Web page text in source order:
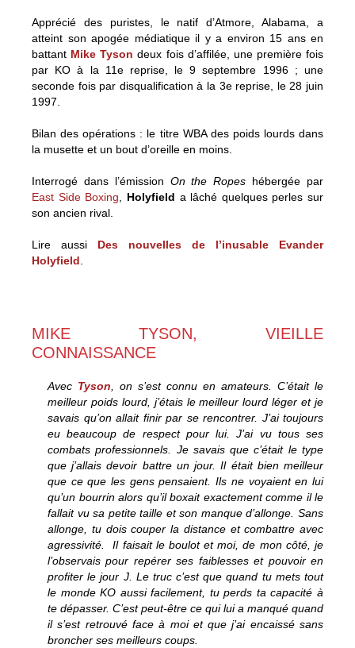
Apprécié des puristes, le natif d’Atmore, Alabama, a
atteint son apogée médiatique il y a environ 15 ans en
battant Mike Tyson deux fois d’affilée, une première fois
par KO à la 11e reprise, le 9 septembre 1996 ; une
seconde fois par disqualification à la 3e reprise, le 28 juin
1997.
Bilan des opérations : le titre WBA des poids lourds dans
la musette et un bout d’oreille en moins.
Interrogé dans l’émission On the Ropes hébergée par
East Side Boxing
Holyfield a lâché quelques perles sur
son ancien rival.
Lire aussi Des nouvelles de l’inusable Evander
Holyfield
MIKE TYSON, VIEILLE
CONNAISSANCE
Avec Tyson , on s’est connu en amateurs. C’était le
meilleur poids lourd, j’étais le meilleur lourd léger et je
savais qu’on allait finir par se rencontrer. J’ai toujours
eu beaucoup de respect pour lui. J’ai vu tous ses
combats professionnels. Je savais que c’était le type
que j’allais devoir battre un jour. Il était bien meilleur
que ce que les gens pensaient. Ils ne voyaient en lui
qu’un bourrin alors qu’il boxait exactement comme il le
fallait vu sa petite taille et son manque d’allonge. Sans
allonge, tu dois couper la distance et combattre avec
agressivité. Il faisait le boulot et moi, de mon côté, je
l’observais pour repérer ses faiblesses et pouvoir en
profiter le jour J. Le truc c’est que quand tu mets tout
le monde KO aussi facilement, tu perds ta capacité à
te dépasser. C’est peut-être ce qui lui a manqué quand
il s’est retrouvé face à moi et que j’ai encaissé sans
broncher ses meilleurs coups.